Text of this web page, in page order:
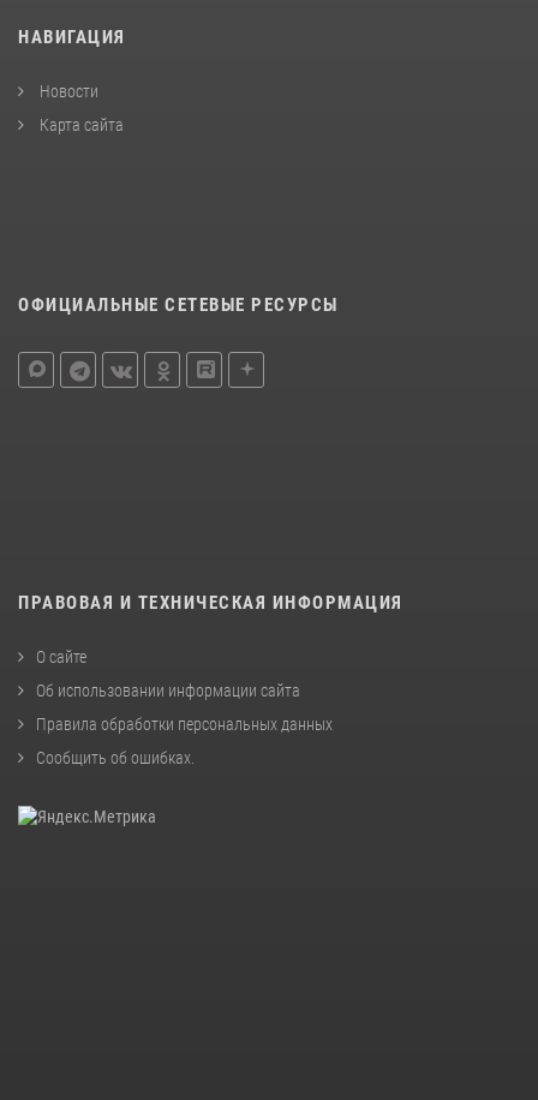
НАВИГАЦИЯ
Новости
Карта сайта
ОФИЦИАЛЬНЫЕ СЕТЕВЫЕ РЕСУРСЫ
ПРАВОВАЯ И ТЕХНИЧЕСКАЯ ИНФОРМАЦИЯ
О сайте
Об использовании информации сайта
Правила обработки персональных данных
Сообщить об ошибках